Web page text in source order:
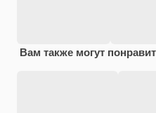
Вам также могут